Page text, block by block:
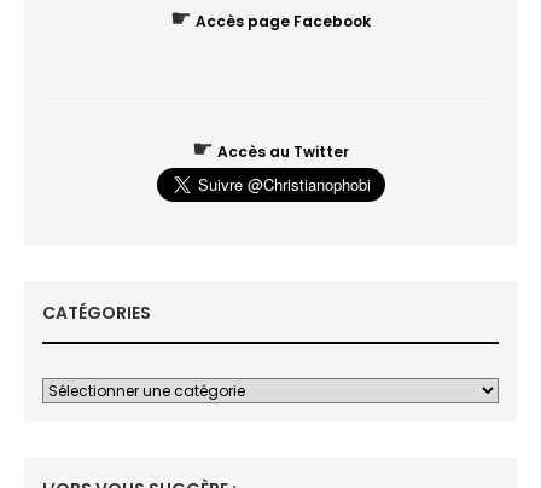
☛ Accès page Facebook
☛ Accès au Twitter
CATÉGORIES